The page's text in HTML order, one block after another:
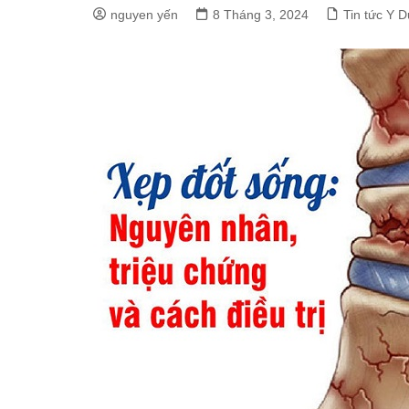
nguyen yến 8 Tháng 3, 2024 Tin tức Y